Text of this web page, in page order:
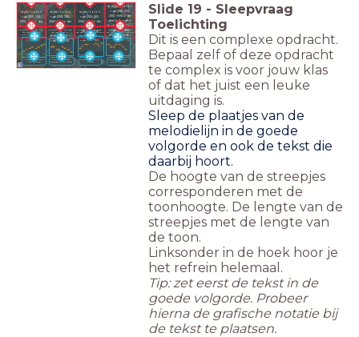
<b
style="color:
rgb(255, 255,
255)">Melodie
deel 1</b>
<b
style="color:
rgb(255, 255,
255)">Melodie
deel 2</b><div>
<b
style="color:
rgb(255, 255,
</div>
<b
style="color:
rgb(255, 255,
255)">Melodie
deel 3&nbsp;
</b><div><b
style="color:
rgb(255, 255,
255)"><br></b>
<b style="color:
rgb(255, 255,
255)">Melodie
deel 4</b><div>
<b style="color:
rgb(255, 255,
255)"><br></b>
</div>
<b style="color: rgb(255,
255, 255)">Tekst bij
melodie deel 1</b>
<b style="color: rgb(255,
255, 255)">Tekst bij
melodie deel 2</b>
<b style="color: rgb(255,
255, 255)">Tekst bij melodie
deel 3</b>
<b style="color: rgb(255,
255, 255)">Tekst bij melodie
deel 4</b>
Zoef, Boem, Knal,
Knetter
Fanny is de beste,
we gaan op tournee!
Zwaai, draai, zing
met me mee
Bubbels, glitters,
goud confetti
Slide 19 - Sleepvraag
Toelichting
Dit is een complexe opdracht.
Bepaal zelf of deze opdracht
te complex is voor jouw klas
of dat het juist een leuke
uitdaging is.
Sleep de plaatjes van de
melodielijn in de goede
volgorde en ook de tekst die
daarbij hoort.
De hoogte van de streepjes
corresponderen met de
toonhoogte. De lengte van de
streepjes met de lengte van
de toon.
Linksonder in de hoek hoor je
het refrein helemaal.
Tip: zet eerst de tekst in de
goede volgorde. Probeer
hierna de grafische notatie bij
de tekst te plaatsen.